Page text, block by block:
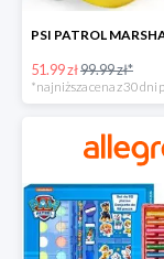
51.99 zł99.99 zł*